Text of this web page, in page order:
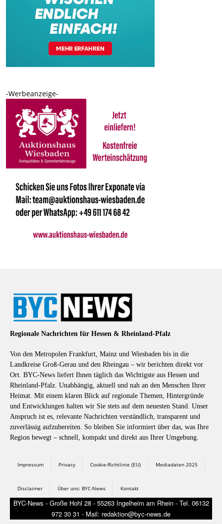
-Werbeanzeige-
Regionale Nachrichten für Hessen & Rheinland-Pfalz
Von den Metropolen Frankfurt, Mainz und Wiesbaden bis in die
Landkreise Groß-Gerau und den Rheingau – wir berichten direkt vor
Ort. BYC-News liefert Ihnen täglich das Wichtigste aus Hessen und
Rheinland-Pfalz. Unabhängig, aktuell und nah an den Menschen Ihrer
Heimat. Mit einem klaren Blick auf regionale Themen, Hintergründe
und Entwicklungen halten wir Sie stets auf dem neuesten Stand. Unser
Anspruch ist es, relevante Nachrichten verständlich, transparent und
zuverlässig aufzubereiten. So bleiben Sie informiert über das, was Ihre
Region bewegt – schnell, kompakt und direkt aus Ihrer Umgebung.
Impressum Privacy Cookie-Richtlinie (EU) Mediadaten 2025
Disclaimer Über uns: BYC-News Kontakt
BYC-News - Große Hohl 28 - 55263 Ingelheim am Rhein - Tel. 06132
972 30 31 - Mail: redaktion@byc-news.de